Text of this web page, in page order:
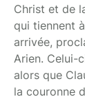
Christ et de
qui tiennent
arrivée,
Arien. Celui-
alors que
la couronne